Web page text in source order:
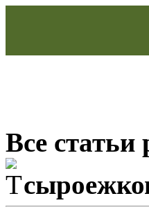
Все статьи